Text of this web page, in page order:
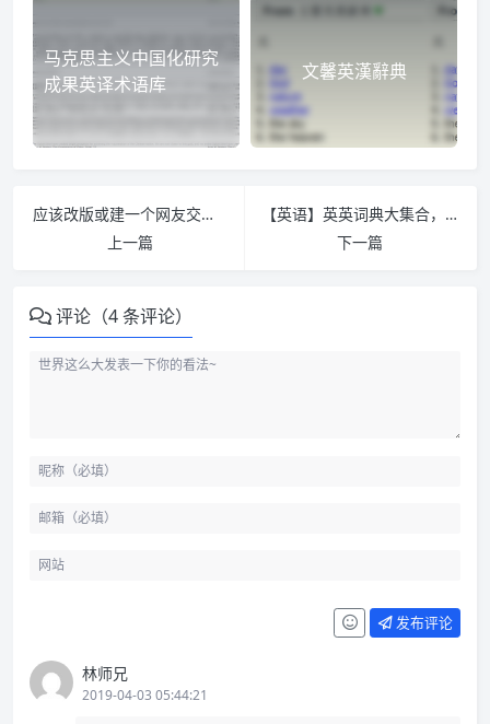
马克思主义中国化研究
成果英译术语库
文馨英漢辭典
应该改版或建一个网友交流学习的区块
上一篇
【英语】英英词典大集合，六大主流词典系列 English-English Dictionaries
下一篇
评论（4 条评论）
发布评论
林师兄
2019-04-03 05:44:21